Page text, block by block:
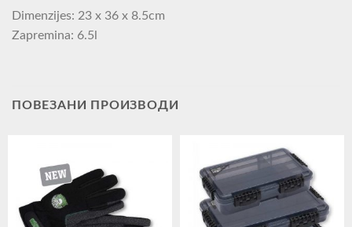
Dimenzijes: 23 x 36 x 8.5cm
Zapremina: 6.5l
ПОВЕЗАНИ ПРОИЗВОДИ